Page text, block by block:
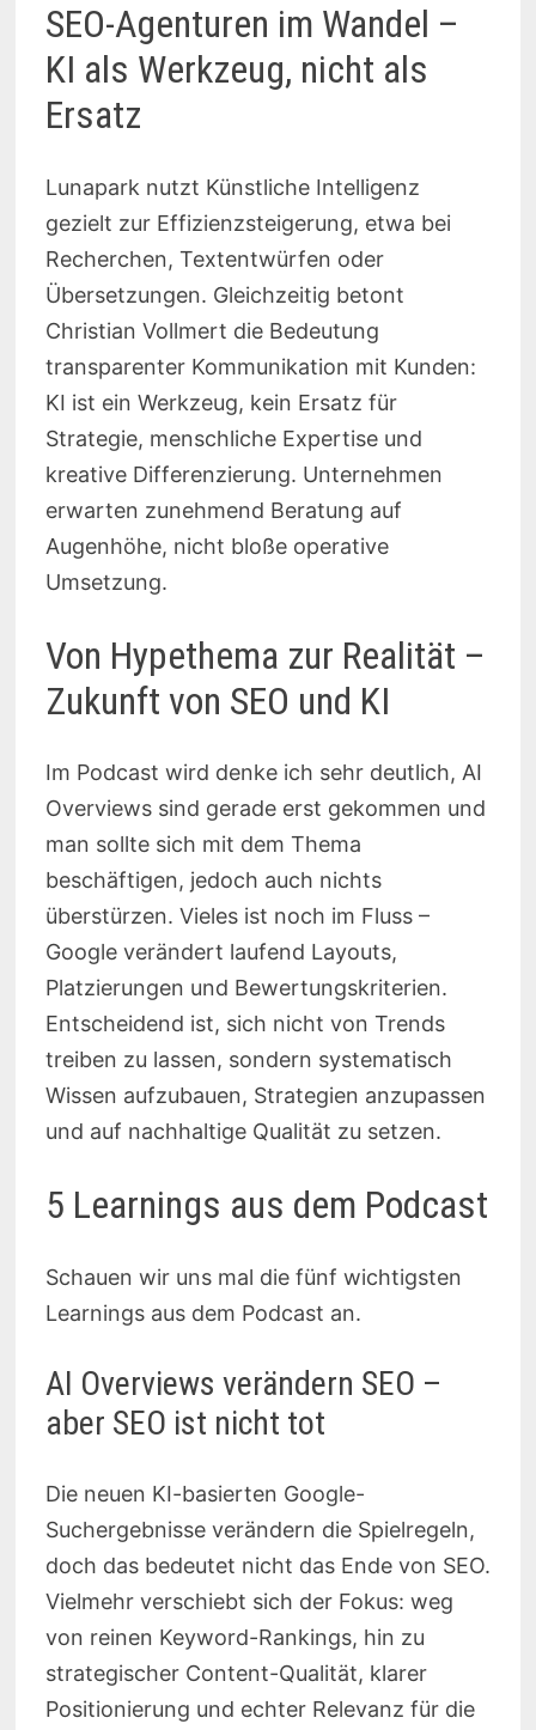
SEO-Agenturen im Wandel –
KI als Werkzeug, nicht als
Ersatz
Lunapark nutzt Künstliche Intelligenz
gezielt zur Effizienzsteigerung, etwa bei
Recherchen, Textentwürfen oder
Übersetzungen. Gleichzeitig betont
Christian Vollmert die Bedeutung
transparenter Kommunikation mit Kunden:
KI ist ein Werkzeug, kein Ersatz für
Strategie, menschliche Expertise und
kreative Differenzierung. Unternehmen
erwarten zunehmend Beratung auf
Augenhöhe, nicht bloße operative
Umsetzung.
Von Hypethema zur Realität –
Zukunft von SEO und KI
Im Podcast wird denke ich sehr deutlich, AI
Overviews sind gerade erst gekommen und
man sollte sich mit dem Thema
beschäftigen, jedoch auch nichts
überstürzen. Vieles ist noch im Fluss –
Google verändert laufend Layouts,
Platzierungen und Bewertungskriterien.
Entscheidend ist, sich nicht von Trends
treiben zu lassen, sondern systematisch
Wissen aufzubauen, Strategien anzupassen
und auf nachhaltige Qualität zu setzen.
5 Learnings aus dem Podcast
Schauen wir uns mal die fünf wichtigsten
Learnings aus dem Podcast an.
AI Overviews verändern SEO –
aber SEO ist nicht tot
Die neuen KI-basierten Google-
Suchergebnisse verändern die Spielregeln,
doch das bedeutet nicht das Ende von SEO.
Vielmehr verschiebt sich der Fokus: weg
von reinen Keyword-Rankings, hin zu
strategischer Content-Qualität, klarer
Positionierung und echter Relevanz für die